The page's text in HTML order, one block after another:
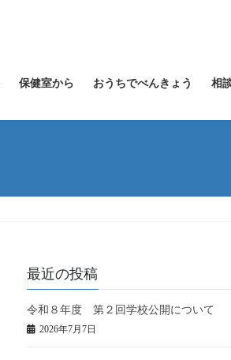
保健室から おうちでべんきょう 相
最近の投稿
令和８年度 第２回学校公開について
2026年7月7日